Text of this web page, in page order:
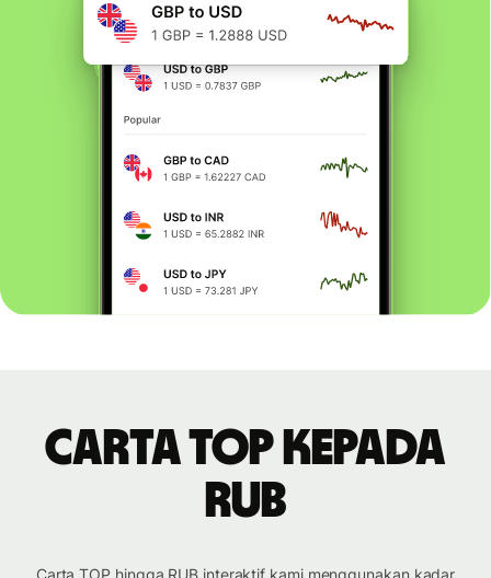
Carta TOP kepada
RUB